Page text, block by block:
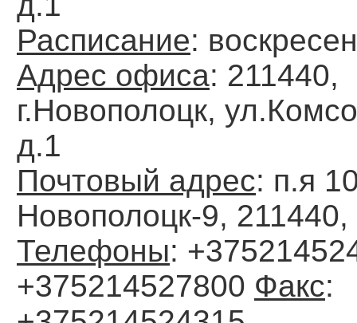
Расписание:
Адрес офиса: 211440,
г.Новополоцк,
д.1
Почтовый адрес: п.я
Новополоцк-9,
Телефоны:
+375214527800 Факс: